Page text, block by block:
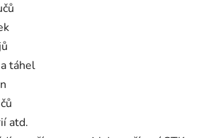
táhel
atd.